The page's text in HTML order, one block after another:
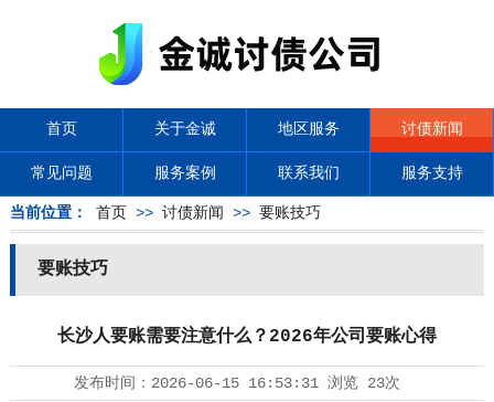
首页 关于金诚 地区服务 讨债新闻
常见问题 服务案例 联系我们 服务支持
当前位置： 首页 >> 讨债新闻 >> 要账技巧
要账技巧
长沙人要账需要注意什么？2026年公司要账心得
发布时间： 2026-06-15 16:53:31浏览 23次